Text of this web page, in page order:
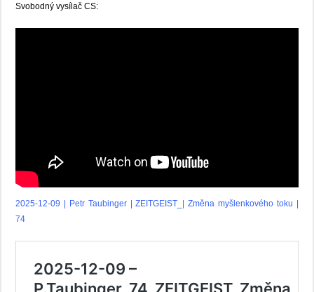
Svobodný vysílač CS:
2025-12-09 | Petr Taubinger | ZEITGEIST_| Změna myšlenkového toku |
74